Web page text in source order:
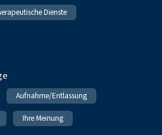
Dienste
Aufnahme/Entlassung
Ihre Meinung